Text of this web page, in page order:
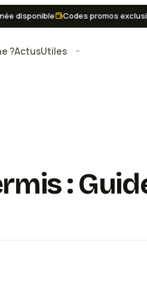
Codes promos exclusifs
?ActusUtiles
: